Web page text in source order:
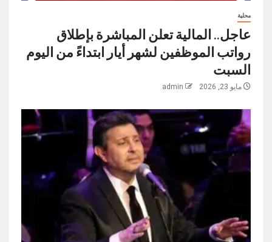
محلية
عاجل.. المالية تعلن المباشرة بإطلاق
رواتب ‏الموظفين لشهر أيار ابتداءً من اليوم
السبت
مايو 23, 2026 admin